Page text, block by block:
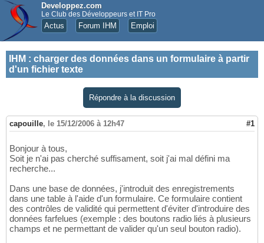
Developpez.com
Le Club des Développeurs et IT Pro
Actus Forum IHM Emploi
IHM : charger des données dans un formulaire à partir
d'un fichier texte
Répondre à la discussion
capouille, le 15/12/2006 à 12h47 #1
Bonjour à tous,
Soit je n'ai pas cherché suffisament, soit j'ai mal défini ma
recherche...
Dans une base de données, j'introduit des enregistrements
dans une table à l'aide d'un formulaire. Ce formulaire contient
des contrôles de validité qui permettent d'éviter d'introduire des
données farfelues (exemple : des boutons radio liés à plusieurs
champs et ne permettant de valider qu'un seul bouton radio).